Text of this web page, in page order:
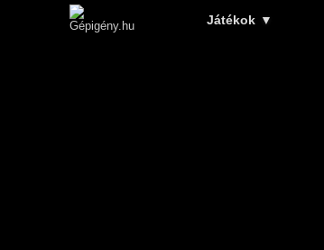
Játékok ▼